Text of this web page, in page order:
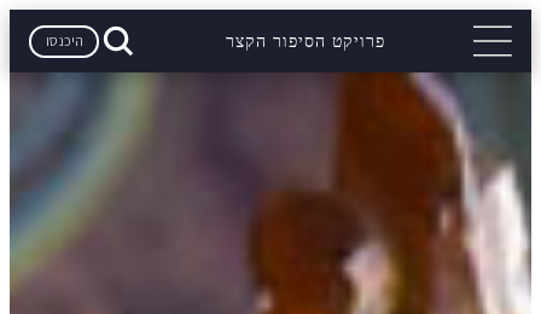
פרויקט הסיפור הקצר היכנסו